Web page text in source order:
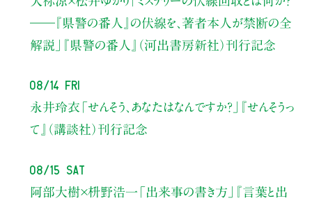
――『県警の番人』の伏線を、著者本人が禁断の全
解説」
『県警の番人』（河出書房新社）刊行記念
08/14 Fri
永井玲衣 「せんそう、あなたはなんですか？」
『せんそうっ
て』（講談社）刊行記念
08/15 Sat
阿部大樹×枡野浩一 「出来事の書き方」
『言葉と出